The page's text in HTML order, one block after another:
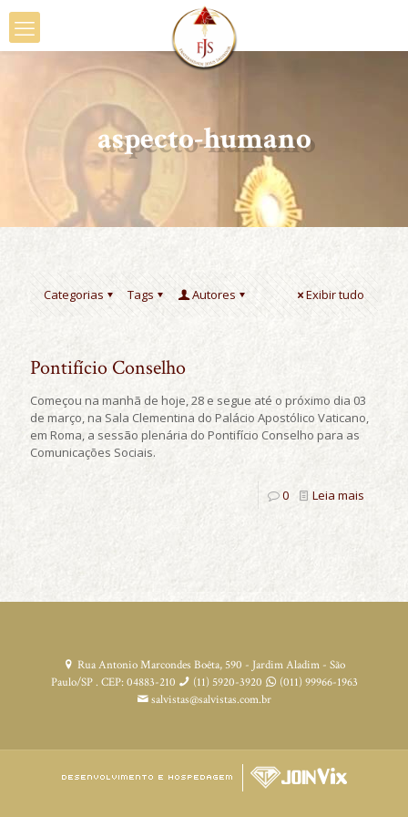
aspecto-humano
Categorias Tags Autores Exibir tudo
Pontifício Conselho
Começou na manhã de hoje, 28 e segue até o próximo dia 03
de março, na Sala Clementina do Palácio Apostólico Vaticano,
em Roma, a sessão plenária do Pontifício Conselho para as
Comunicações Sociais.
0 Leia mais
Rua Antonio Marcondes Boêta, 590 - Jardim Aladim - São
Paulo/SP . CEP: 04883-210
(11) 5920-3920
(011) 99966-1963
salvistas@salvistas.com.br